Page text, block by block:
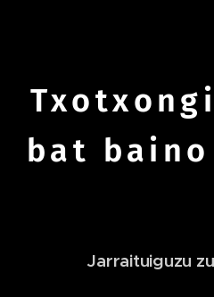
bat
Jarraituiguzu